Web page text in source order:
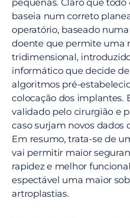
pequenas. Claro que
baseia num correto
operatório, baseado
doente que permite uma
tridimensional,
informático que decide
algoritmos pré-
colocação dos implantes.
validado pelo cirurgião e
caso surjam novos dados
Em resumo, trata-se de
vai permitir maior
rapidez e melhor
espectável uma maior
artroplastias.